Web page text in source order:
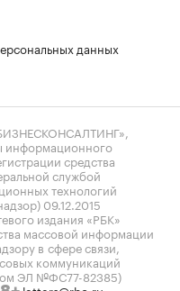
данных
информационного
средства
службой
технологий
09.12.2015
издания «РБК»
массовой информации
в сфере связи,
коммуникаций
ЭЛ №ФС77-82385)